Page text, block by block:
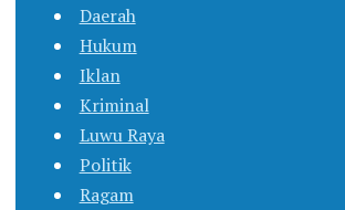
Daerah
Hukum
Iklan
Kriminal
Luwu Raya
Politik
Ragam